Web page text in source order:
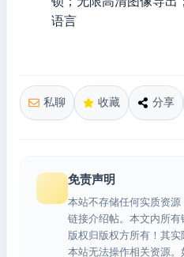
语言
私聊 收藏 分享
免责声明
本站不存储任何实质资
链接介绍帖。本文内所
版权归版权方所有！其
本站无法操作相关资源